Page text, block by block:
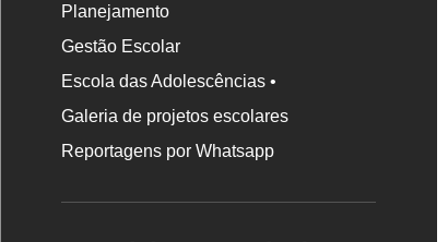
Planejamento
Gestão Escolar
Escola das Adolescências •
Galeria de projetos escolares
Reportagens por Whatsapp